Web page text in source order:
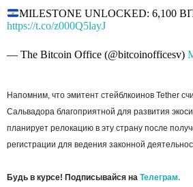
MILESTONE UNLOCKED: 6,100
https://t.co/z000Q5layJ
— The Bitcoin Office (@bitcoinofficesv)
Напомним, что эмитент стейблкоинов Tether
Сальвадора благоприятной для развития
планирует релокацию в эту страну после
регистрации для ведения законной
Будь в курсе! Подписывайся на Телеграм.